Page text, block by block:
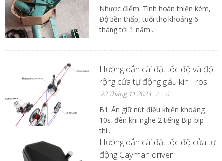
Nhược điểm: Tính hoàn thiện kém,
Độ bền thấp, tuổi thọ khoảng 6
tháng tới 1 năm...
Hướng dẫn cài đặt tốc độ và độ
rộng cửa tự động giấu kín Tros
22 Tháng 11 2023 0
B1. Ấn giữ nút điều khiển khoảng
10s, đên khi nghe 2 tiếng Bip-bip
thì...
Hướng dẫn cài đặt tốc độ cửa tự
động Cayman driver